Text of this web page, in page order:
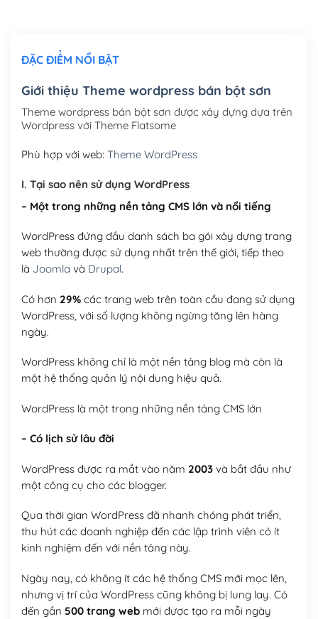
Mua thêm Host + Tên miền
Tên miền Việt Nam .vn (1 năm)(+550,000₫)
Hosting 5GB SSD (1 năm)
ĐẶC ĐIỂM NỔI BẬT
Giới thiệu Theme wordpress bán bột sơn
Theme wordpress bán bột sơn được xây dựng dựa trên
Wordpress với Theme Flatsome
Phù hợp với web: Theme WordPress
I. Tại sao nên sử dụng WordPress
– Một trong những nền tảng CMS lớn và nổi tiếng
WordPress đứng đầu danh sách ba gói xây dựng trang
web thường được sử dụng nhất trên thế giới, tiếp theo
là Joomla và Drupal.
Có hơn 29%các trang web trên toàn cầu đang sử dụng
WordPress, với số lượng không ngừng tăng lên hàng
ngày.
WordPress không chỉ là một nền tảng blog mà còn là
một hệ thống quản lý nội dung hiệu quả.
WordPress là một trong những nền tảng CMS lớn
– Có lịch sử lâu đời
WordPress được ra mắt vào năm 2003và bắt đầu như
một công cụ cho các blogger.
Qua thời gian WordPress đã nhanh chóng phát triển,
thu hút các doanh nghiệp đến các lập trình viên có ít
kinh nghiệm đến với nền tảng này.
Ngày nay, có không ít các hệ thống CMS mới mọc lên,
nhưng vị trí của WordPress cũng không bị lung lay. Có
đến gần 500 trang webmới được tạo ra mỗi ngày